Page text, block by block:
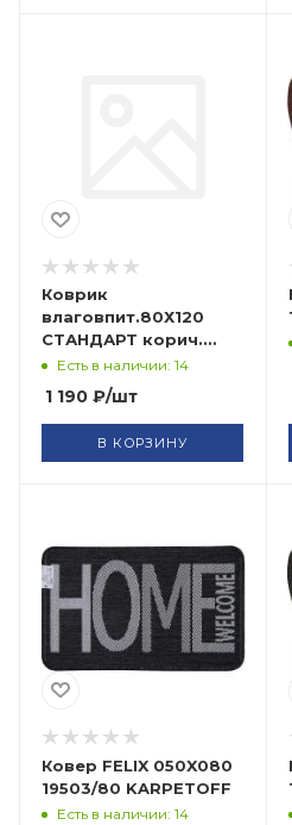
Коврик
влаговпит.80Х120
СТАНДАРТ корич.
FLOOR MAT
Есть в наличии: 14
1 190 ₽/шт
В КОРЗИНУ
Ковер FELIX 050X080
19503/80 KARPETOFF
Есть в наличии: 14